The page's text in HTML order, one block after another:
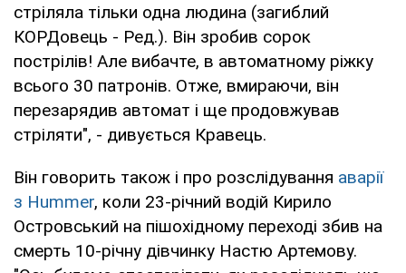
стріляла тільки одна людина (загиблий
КОРДовець - Ред.). Він зробив сорок
пострілів! Але вибачте, в автоматному ріжку
всього 30 патронів. Отже, вмираючи, він
перезарядив автомат і ще продовжував
стріляти", - дивується Кравець.
Він говорить також і про розслідування аварії
з Hummer, коли 23-річний водій Кирило
Островський на пішохідному переході збив на
смерть 10-річну дівчинку Настю Артемову.